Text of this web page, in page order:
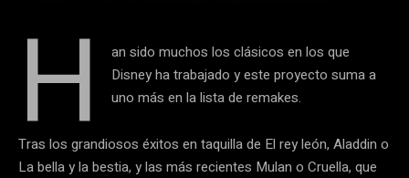
H
an sido muchos los clásicos en los que
Disney ha trabajado y este proyecto suma a
uno más en la lista de remakes.
Tras los grandiosos éxitos en taquilla de El rey león, Aladdin o
La bella y la bestia, y las más recientes Mulan o Cruella, que